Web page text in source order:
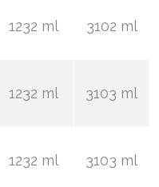
1232 ml 3102 ml
1232 ml 3103 ml
1232 ml 3103 ml